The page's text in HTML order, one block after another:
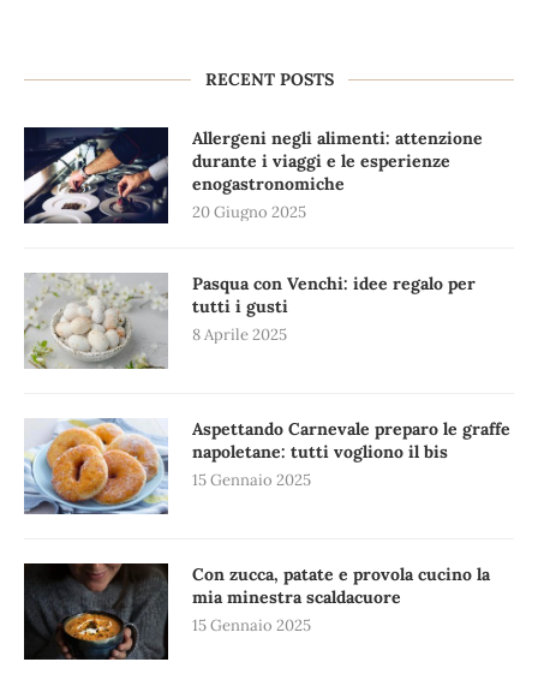
RECENT POSTS
Allergeni negli alimenti: attenzione
durante i viaggi e le esperienze
enogastronomiche
20 Giugno 2025
Pasqua con Venchi: idee regalo per
tutti i gusti
8 Aprile 2025
Aspettando Carnevale preparo le graffe
napoletane: tutti vogliono il bis
15 Gennaio 2025
Con zucca, patate e provola cucino la
mia minestra scaldacuore
15 Gennaio 2025